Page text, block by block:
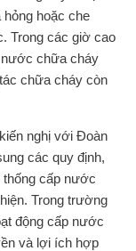
hoặc che
Trong các giờ cao
chữa cháy
chữa cháy còn
nghị với Đoàn
các quy định,
thống cấp nước
Trong trường
động cấp nước
và lợi ích hợp